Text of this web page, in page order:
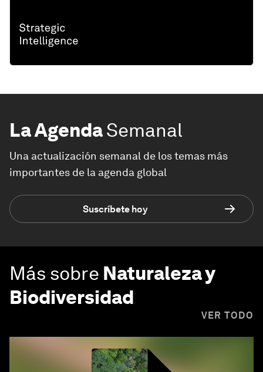
La AgendaSemanal
Una actualización semanal de los temas más
importantes de la agenda global
Suscríbete hoy
Más sobre Naturaleza y
Biodiversidad
VER TODO